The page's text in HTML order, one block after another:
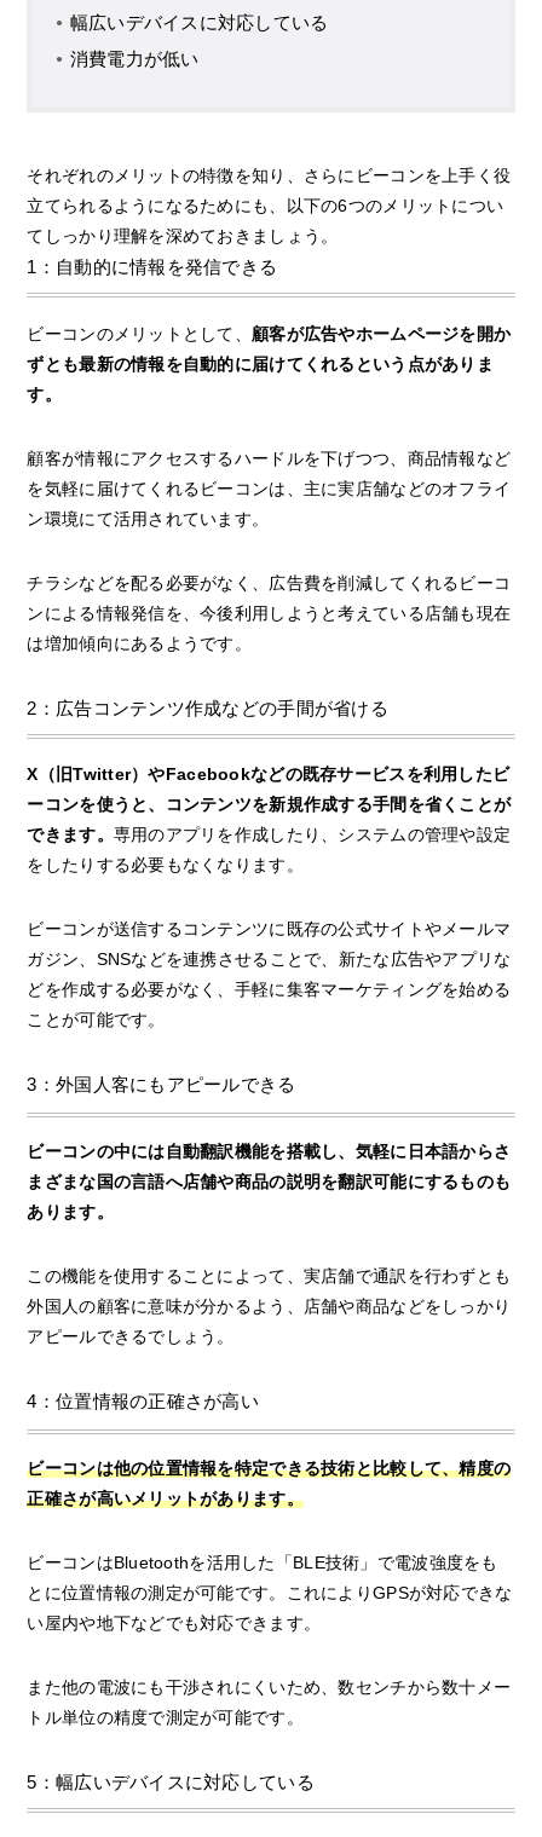
幅広いデバイスに対応している
消費電力が低い
それぞれのメリットの特徴を知り、さらにビーコンを上手く役
立てられるようになるためにも、以下の6つのメリットについ
てしっかり理解を深めておきましょう。
1：自動的に情報を発信できる
ビーコンのメリットとして、 顧客が広告やホームページを開か
ずとも最新の情報を自動的に届けてくれるという点がありま
す。
顧客が情報にアクセスするハードルを下げつつ、商品情報など
を気軽に届けてくれるビーコンは、主に実店舗などのオフライ
ン環境にて活用されています。
チラシなどを配る必要がなく、広告費を削減してくれるビーコ
ンによる情報発信を、今後利用しようと考えている店舗も現在
は増加傾向にあるようです。
2：広告コンテンツ作成などの手間が省ける
X（旧Twitter）やFacebookなどの既存サービスを利用したビ
ーコンを使うと、コンテンツを新規作成する手間を省くことが
できます。 専用のアプリを作成したり、システムの管理や設定
をしたりする必要もなくなります。
ビーコンが送信するコンテンツに既存の公式サイトやメールマ
ガジン、SNSなどを連携させることで、新たな広告やアプリな
どを作成する必要がなく、手軽に集客マーケティングを始める
ことが可能です。
3：外国人客にもアピールできる
ビーコンの中には自動翻訳機能を搭載し、気軽に日本語からさ
まざまな国の言語へ店舗や商品の説明を翻訳可能にするものも
あります。
この機能を使用することによって、実店舗で通訳を行わずとも
外国人の顧客に意味が分かるよう、店舗や商品などをしっかり
アピールできるでしょう。
4：位置情報の正確さが高い
ビーコンは他の位置情報を特定できる技術と比較して、精度の
正確さが高いメリットがあります。
ビーコンはBluetoothを活用した「BLE技術」で電波強度をも
とに位置情報の測定が可能です。これによりGPSが対応できな
い屋内や地下などでも対応できます。
また他の電波にも干渉されにくいため、数センチから数十メー
トル単位の精度で測定が可能です。
5：幅広いデバイスに対応している